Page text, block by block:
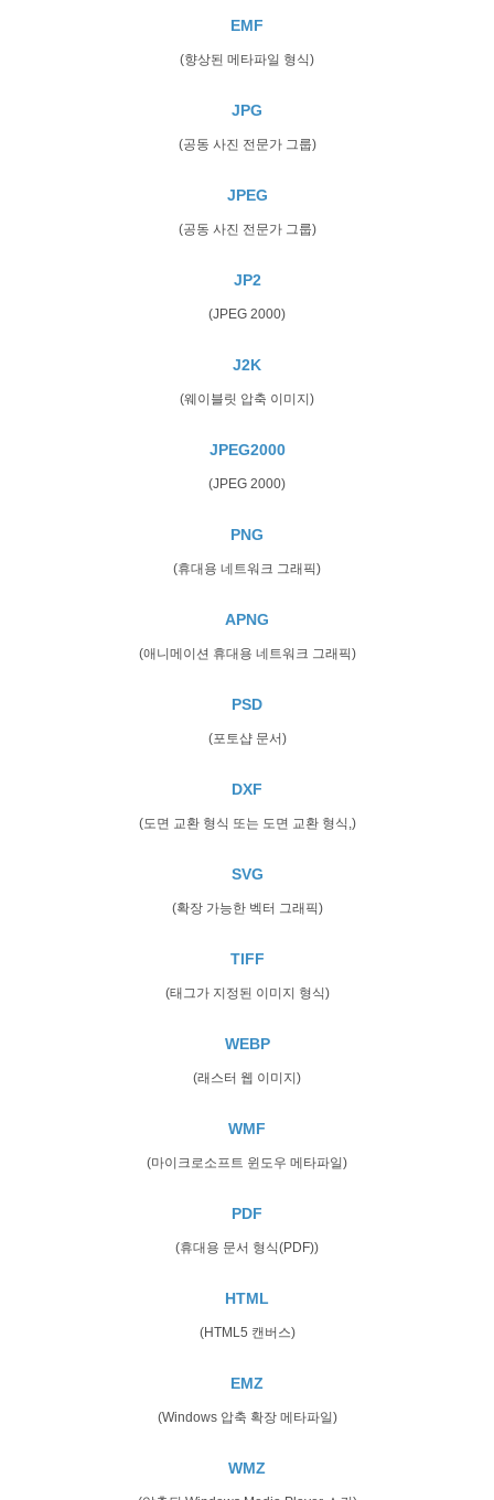
EMF
(향상된 메타파일 형식)
JPG
(공동 사진 전문가 그룹)
JPEG
(공동 사진 전문가 그룹)
JP2
(JPEG 2000)
J2K
(웨이블릿 압축 이미지)
JPEG2000
(JPEG 2000)
PNG
(휴대용 네트워크 그래픽)
APNG
(애니메이션 휴대용 네트워크 그래픽)
PSD
(포토샵 문서)
DXF
(도면 교환 형식 또는 도면 교환 형식,)
SVG
(확장 가능한 벡터 그래픽)
TIFF
(태그가 지정된 이미지 형식)
WEBP
(래스터 웹 이미지)
WMF
(마이크로소프트 윈도우 메타파일)
PDF
(휴대용 문서 형식(PDF))
HTML
(HTML5 캔버스)
EMZ
(Windows 압축 확장 메타파일)
WMZ